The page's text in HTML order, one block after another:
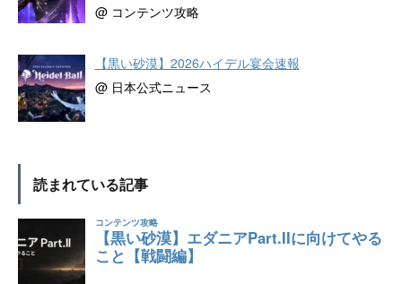
@ コンテンツ攻略
【黒い砂漠】2026ハイデル宴会速報
@ 日本公式ニュース
読まれている記事